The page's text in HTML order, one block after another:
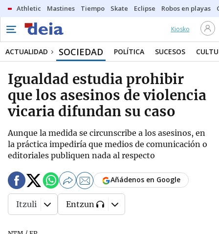
Athletic Mastines Tiempo Skate Eclipse Robos en playas
Kiosko
ACTUALIDAD SOCIEDAD POLÍTICA SUCESOS
Igualdad estudia prohibir
que los asesinos de violencia
vicaria difundan su caso
Aunque la medida se circunscribe a los asesinos, en
la práctica impediría que medios de comunicación o
editoriales publiquen nada al respecto
Añádenos en Google
Itzuli Entzun